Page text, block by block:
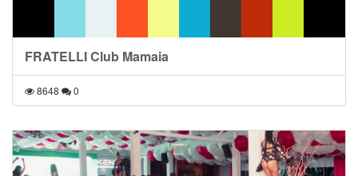
FRATELLI Club Mamaia
8648 0